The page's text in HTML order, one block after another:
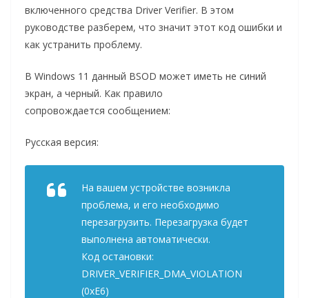
включенного средства Driver Verifier. В этом
руководстве разберем, что значит этот код ошибки и
как устранить проблему.
В Windows 11 данный BSOD может иметь не синий
экран, а черный. Как правило
сопровождается сообщением:
Русская версия:
На вашем устройстве возникла
проблема, и его необходимо
перезагрузить. Перезагрузка будет
выполнена автоматически.
​Код остановки:
DRIVER_VERIFIER_DMA_VIOLATION
(0xE6)